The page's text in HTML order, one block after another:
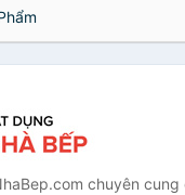
chuyên